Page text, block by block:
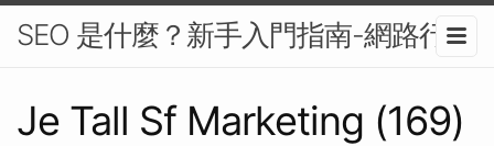
SEO 是什麼？新手入門指南-網路行銷
Je Tall Sf Marketing (169)